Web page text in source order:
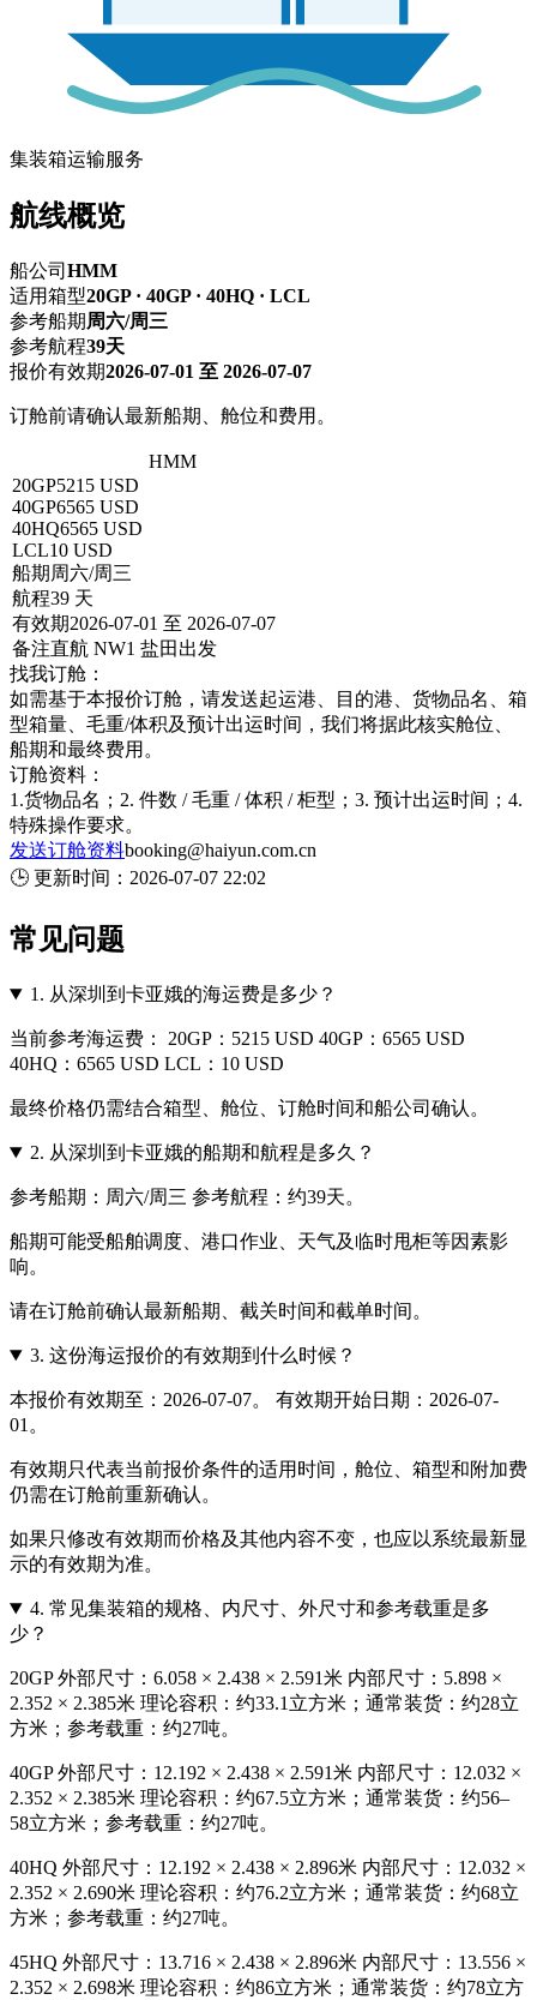
集装箱运输服务
航线概览
船公司 HMM
适用箱型20GP · 40GP · 40HQ · LCL
参考船期 周六/周三
参考航程39天
报价有效期2026-07-01 至 2026-07-07
订舱前请确认最新船期、舱位和费用。
HMM
20GP5215 USD
40GP6565 USD
40HQ6565 USD
LCL10 USD
船期 周六/周三
航程39 天
有效期2026-07-01 至 2026-07-07
备注直航 NW1 盐田出发
找我订舱：
如需基于本报价订舱，请发送起运港、目的港、货物品名、箱
型箱量、毛重/体积及预计出运时间，我们将据此核实舱位、
船期和最终费用。
订舱资料：
1.货物品名；2. 件数 / 毛重 / 体积 / 柜型；3. 预计出运时间；4.
特殊操作要求。
发送订舱资料booking@haiyun.com.cn
🕒 更新时间： 2026-07-07 22:02
常见问题
1. 从深圳到卡亚娥的海运费是多少？
当前参考海运费： 20GP：5215 USD 40GP：6565 USD
40HQ：6565 USD LCL：10 USD
最终价格仍需结合箱型、舱位、订舱时间和船公司确认。
2. 从深圳到卡亚娥的船期和航程是多久？
参考船期：周六/周三 参考航程：约39天。
船期可能受船舶调度、港口作业、天气及临时甩柜等因素影
响。
请在订舱前确认最新船期、截关时间和截单时间。
3. 这份海运报价的有效期到什么时候？
本报价有效期至：2026-07-07。 有效期开始日期：2026-07-
01。
有效期只代表当前报价条件的适用时间，舱位、箱型和附加费
仍需在订舱前重新确认。
如果只修改有效期而价格及其他内容不变，也应以系统最新显
示的有效期为准。
4. 常见集装箱的规格、内尺寸、外尺寸和参考载重是多
少？
20GP 外部尺寸：6.058 × 2.438 × 2.591米 内部尺寸：5.898 ×
2.352 × 2.385米 理论容积：约33.1立方米；通常装货：约28立
方米；参考载重：约27吨。
40GP 外部尺寸：12.192 × 2.438 × 2.591米 内部尺寸：12.032 ×
2.352 × 2.385米 理论容积：约67.5立方米；通常装货：约56–
58立方米；参考载重：约27吨。
40HQ 外部尺寸：12.192 × 2.438 × 2.896米 内部尺寸：12.032 ×
2.352 × 2.690米 理论容积：约76.2立方米；通常装货：约68立
方米；参考载重：约27吨。
45HQ 外部尺寸：13.716 × 2.438 × 2.896米 内部尺寸：13.556 ×
2.352 × 2.698米 理论容积：约86立方米；通常装货：约78立方